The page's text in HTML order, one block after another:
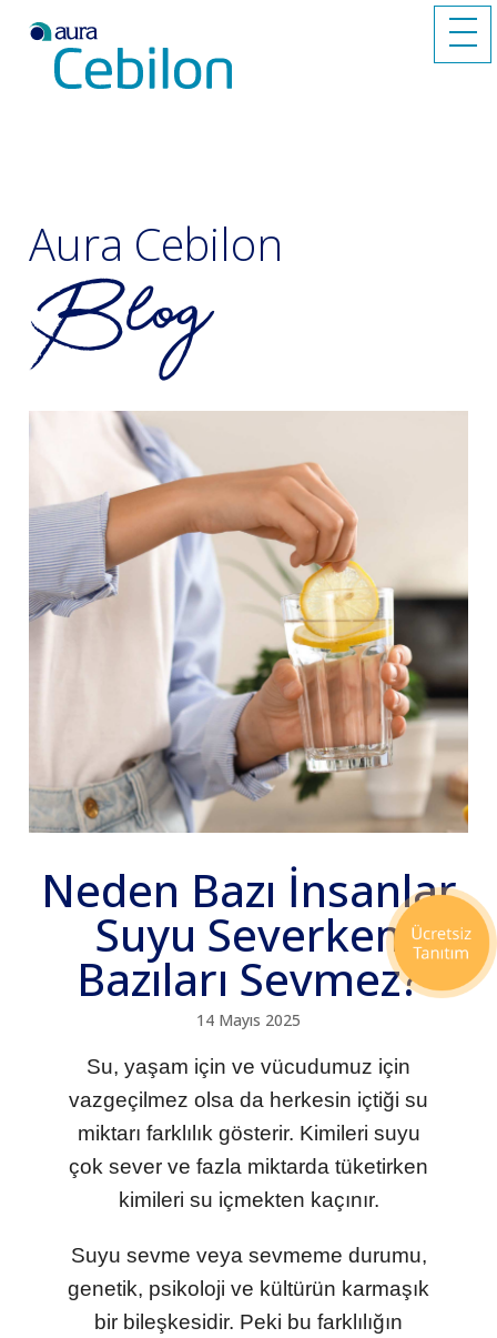
Aura Cebilon
Neden Bazı İnsanlar
Suyu Severken
Bazıları Sevmez?
14 Mayıs 2025
Su, yaşam için ve vücudumuz için
vazgeçilmez olsa da herkesin içtiği su
miktarı farklılık gösterir. Kimileri suyu
çok sever ve fazla miktarda tüketirken
kimileri su içmekten kaçınır.
Suyu sevme veya sevmeme durumu,
genetik, psikoloji ve kültürün karmaşık
bir bileşkesidir. Peki bu farklılığın